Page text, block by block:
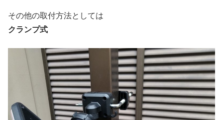
その他の取付方法としては
クランプ式